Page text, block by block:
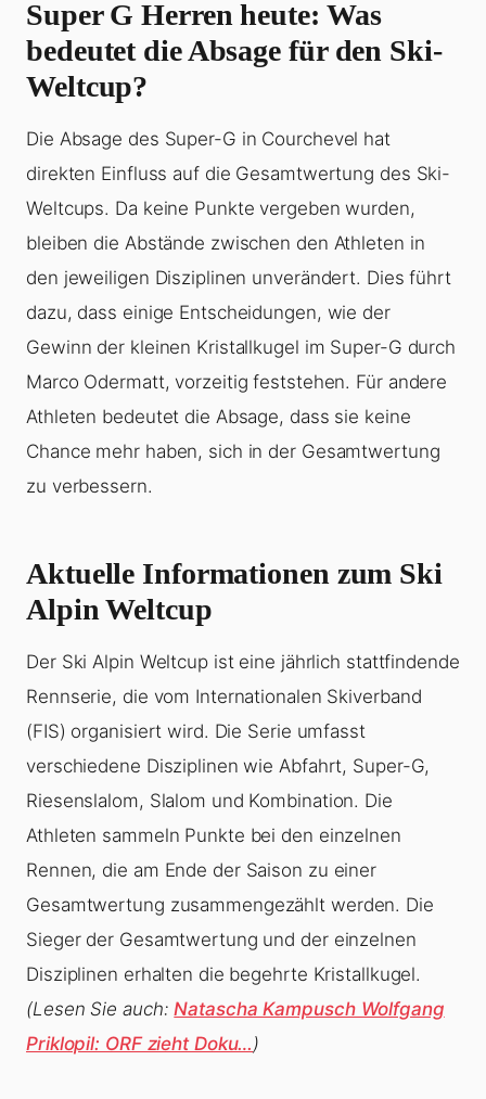
Super G Herren heute: Was
bedeutet die Absage für den Ski-
Weltcup?
Die Absage des Super-G in Courchevel hat
direkten Einfluss auf die Gesamtwertung des Ski-
Weltcups. Da keine Punkte vergeben wurden,
bleiben die Abstände zwischen den Athleten in
den jeweiligen Disziplinen unverändert. Dies führt
dazu, dass einige Entscheidungen, wie der
Gewinn der kleinen Kristallkugel im Super-G durch
Marco Odermatt, vorzeitig feststehen. Für andere
Athleten bedeutet die Absage, dass sie keine
Chance mehr haben, sich in der Gesamtwertung
zu verbessern.
Aktuelle Informationen zum Ski
Alpin Weltcup
Der Ski Alpin Weltcup ist eine jährlich stattfindende
Rennserie, die vom Internationalen Skiverband
(FIS) organisiert wird. Die Serie umfasst
verschiedene Disziplinen wie Abfahrt, Super-G,
Riesenslalom, Slalom und Kombination. Die
Athleten sammeln Punkte bei den einzelnen
Rennen, die am Ende der Saison zu einer
Gesamtwertung zusammengezählt werden. Die
Sieger der Gesamtwertung und der einzelnen
Disziplinen erhalten die begehrte Kristallkugel.
(Lesen Sie auch:Natascha Kampusch Wolfgang
Priklopil: ORF zieht Doku…)